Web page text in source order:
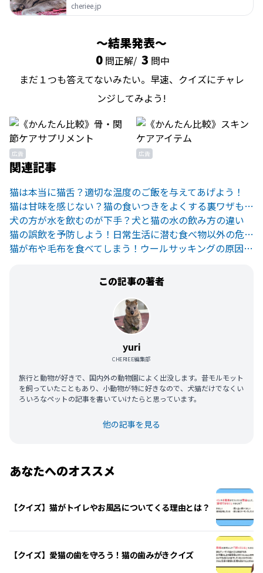
cheriee.jp
結果発表
0 問正解/ 3 問中
まだ１つも答えてないみたい。早速、クイズにチャレ
ンジしてみよう!
広告 広告
関連記事
猫は本当に猫舌？適切な温度のご飯を与えてあげよう！
猫は甘味を感じない？猫の食いつきをよくする裏ワザもご紹介！
犬の方が水を飲むのが下手？犬と猫の水の飲み方の違い
猫の誤飲を予防しよう！日常生活に潜む食べ物以外の危険と対策
猫が布や毛布を食べてしまう！ウールサッキングの原因と対策を解説
この記事の著者
yuri
CHERIEE編集部
旅行と動物が好きで、国内外の動物園によく出没します。昔モルモット
を飼っていたこともあり、小動物が特に好きなので、犬猫だけでなくい
ろいろなペットの記事を書いていけたらと思っています。
他の記事を見る
あなたへのオススメ
【クイズ】猫がトイレやお風呂についてくる理由とは？
【クイズ】愛猫の歯を守ろう！猫の歯みがきクイズ